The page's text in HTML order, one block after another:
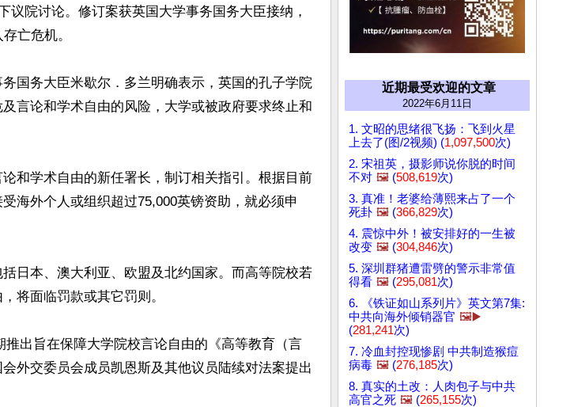
议院讨论。修订案获英国大学事务国务大臣接纳，
亡危机。
国务大臣米歇尔．多兰明确表示，英国的孔子学院
言论和学术自由的风险，大学或被政府要求终止和
和学术自由的新任署长，制订相关指引。根据目前
海外个人或组织超过75,000英镑资助，就必须申
日本、澳大利亚、欧盟及北约国家。而高等院校若
将面临罚款或其它罚则。
出旨在保障大学院校言论自由的《高等教育（言
外交委员会成员凯恩斯及其他议员陆续对法案提出
近期最受欢迎的文章
2022年6月11日
1. 文昭的思绪很飞扬：飞到火星
上去了(图/2视频) (1,097,500次)
2. 宋祖英，摄影师说你脱的时间
不对 🖼️ (508,619次)
3. 真准！老婆给薄熙来占了一个
死卦 🖼️ (366,829次)
4. 震惊中外！被安排好的一生被
改变 🖼️ (304,846次)
5. 深圳群猪遭雷劈的警示非常值
得看 🖼️ (295,081次)
6. 《铁证如山系列片》英文第7集:
中共向海外倾销器官 🖼️▶️
(281,241次)
7. 冷血封控现惨剧 中共制造猴痘
病毒 🖼️ (276,185次)
8. 真实的土改：人肉包子与中共
高官之死 🖼️ (265,155次)